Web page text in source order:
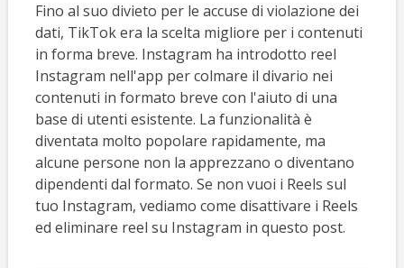
Fino al suo divieto per le accuse di violazione dei
dati, TikTok era la scelta migliore per i contenuti
in forma breve. Instagram ha introdotto reel
Instagram nell'app per colmare il divario nei
contenuti in formato breve con l'aiuto di una
base di utenti esistente. La funzionalità è
diventata molto popolare rapidamente, ma
alcune persone non la apprezzano o diventano
dipendenti dal formato. Se non vuoi i Reels sul
tuo Instagram, vediamo come disattivare i Reels
ed eliminare reel su Instagram in questo post.